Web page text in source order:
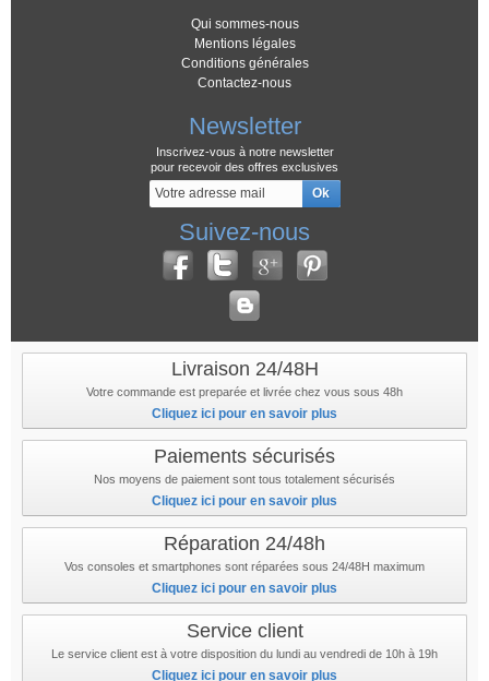
Qui sommes-nous
Mentions légales
Conditions générales
Contactez-nous
Newsletter
Inscrivez-vous à notre newsletter
pour recevoir des offres exclusives
Suivez-nous
Livraison 24/48H
Votre commande est preparée et livrée chez vous sous 48h
Cliquez ici pour en savoir plus
Paiements sécurisés
Nos moyens de paiement sont tous totalement sécurisés
Cliquez ici pour en savoir plus
Réparation 24/48h
Vos consoles et smartphones sont réparées sous 24/48H maximum
Cliquez ici pour en savoir plus
Service client
Le service client est à votre disposition du lundi au vendredi de 10h à 19h
Cliquez ici pour en savoir plus